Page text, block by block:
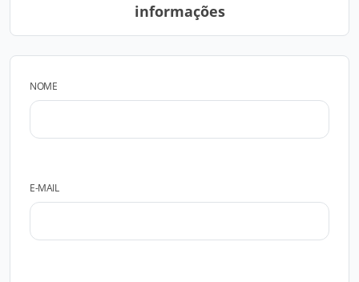
informações
NOME
E-MAIL